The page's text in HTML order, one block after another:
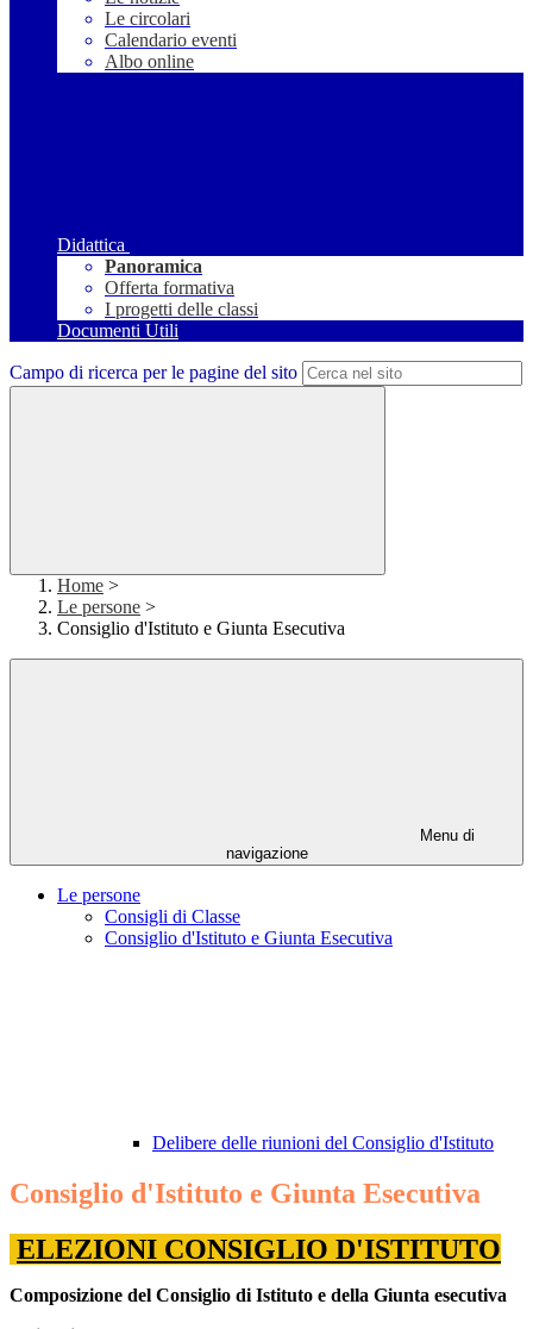
Le circolari
Calendario eventi
Albo online
Didattica
Panoramica
Offerta formativa
I progetti delle classi
Documenti Utili
Campo di ricerca per le pagine del sito
Home >
Le persone >
Consiglio d'Istituto e Giunta Esecutiva
Menu di
navigazione
Le persone
Consigli di Classe
Consiglio d'Istituto e Giunta Esecutiva
Delibere delle riunioni del Consiglio d'Istituto
Consiglio d'Istituto e Giunta Esecutiva
ELEZIONI CONSIGLIO D'ISTITUTO
Composizione del Consiglio di Istituto e della Giunta esecutiva